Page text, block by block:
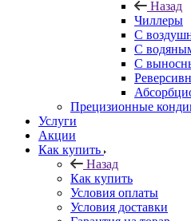
Назад
Чиллеры
С
С
С
Прецизионные
Услуги
Акции
Как купить
Назад
Как купить
Условия оплаты
Условия доставки